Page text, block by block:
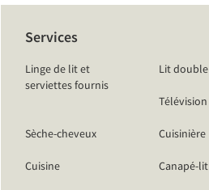
Services
Linge de lit et
serviettes fournis
Lit double
Télévision
Sèche-cheveux Cuisinière
Cuisine Canapé-lit